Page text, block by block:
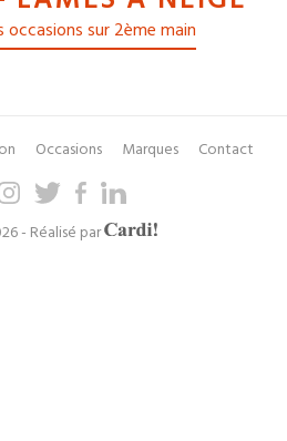
sur 2ème main
Occasions Marques Contact
- Réalisé par
Axel